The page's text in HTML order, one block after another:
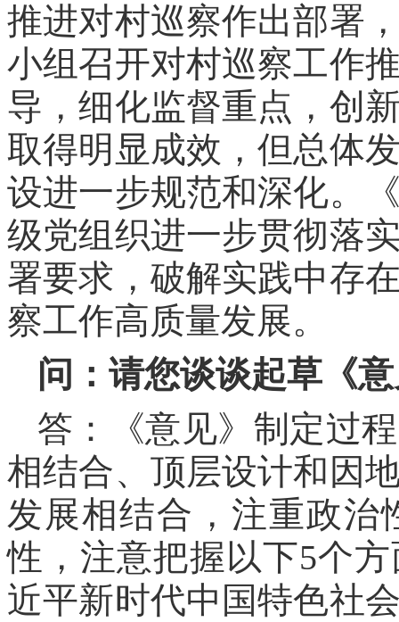
推进对村巡察作出部署
小组召开对村巡察工作
导，细化监督重点，创
取得明显成效，但总体
设进一步规范和深化。
级党组织进一步贯彻落
署要求，破解实践中存
察工作高质量发展。
问：请您谈谈起草《
答：《意见》制定过
相结合、顶层设计和因
发展相结合，注重政治
性，注意把握以下5个
近平新时代中国特色社